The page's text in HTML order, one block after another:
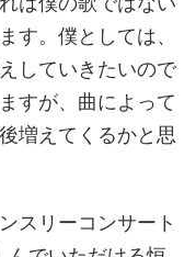
す。僕としては、
していきたいので
すが、曲によって
増えてくるかと思
スリーコンサート